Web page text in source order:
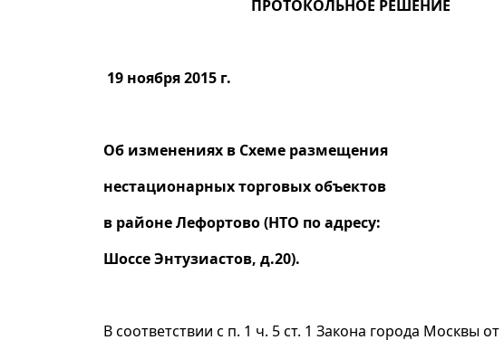
ПРОТОКОЛЬНОЕ РЕШЕНИЕ
19 ноября 2015 г.
Об изменениях в Схеме размещения
нестационарных торговых объектов
в районе Лефортово (НТО по адресу:
Шоссе Энтузиастов, д.20).
В соответствии с п. 1 ч. 5 ст. 1 Закона города Москвы